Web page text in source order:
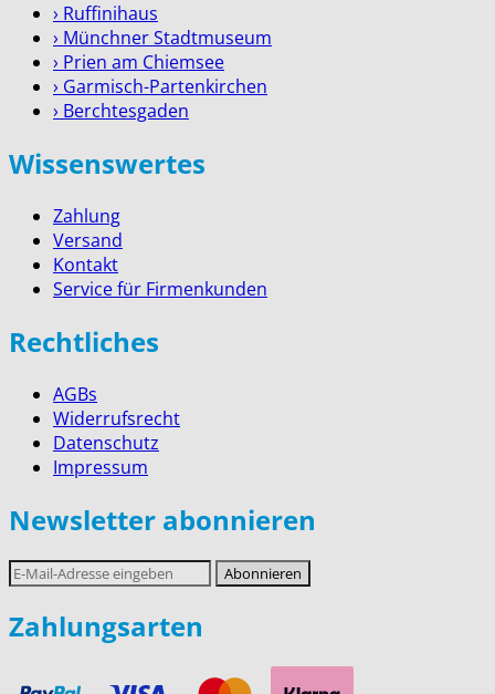
› Ruffinihaus
› Münchner Stadtmuseum
› Prien am Chiemsee
› Garmisch-Partenkirchen
› Berchtesgaden
Wissenswertes
Zahlung
Versand
Kontakt
Service für Firmenkunden
Rechtliches
AGBs
Widerrufsrecht
Datenschutz
Impressum
Newsletter abonnieren
E-
Mail-
Adresse
Abonnieren
Zahlungsarten